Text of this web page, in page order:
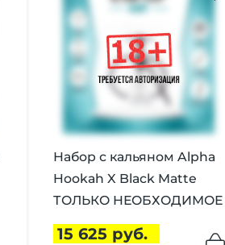
Набор с кальяном Alpha
Hookah X Black Matte
ТОЛЬКО НЕОБХОДИМОЕ
15 625 руб.